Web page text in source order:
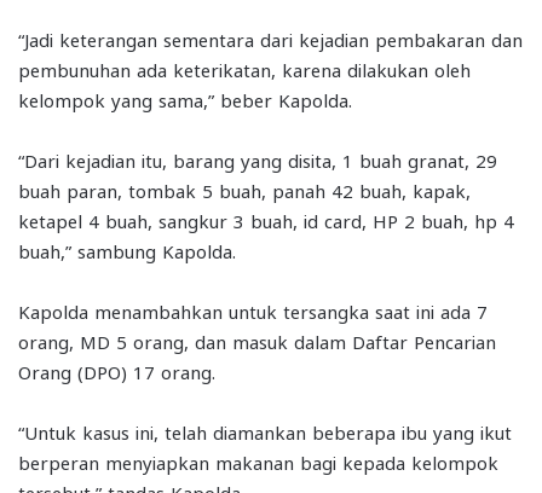
“Jadi keterangan sementara dari kejadian pembakaran dan
pembunuhan ada keterikatan, karena dilakukan oleh
kelompok yang sama,” beber Kapolda.
“Dari kejadian itu, barang yang disita, 1 buah granat, 29
buah paran, tombak 5 buah, panah 42 buah, kapak,
ketapel 4 buah, sangkur 3 buah, id card, HP 2 buah, hp 4
buah,” sambung Kapolda.
Kapolda menambahkan untuk tersangka saat ini ada 7
orang, MD 5 orang, dan masuk dalam Daftar Pencarian
Orang (DPO) 17 orang.
“Untuk kasus ini, telah diamankan beberapa ibu yang ikut
berperan menyiapkan makanan bagi kepada kelompok